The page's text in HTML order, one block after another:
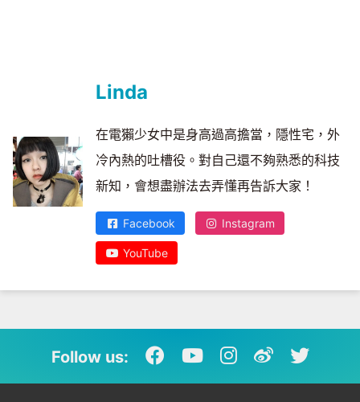
Linda
在電獺少女中是身高過高擔當，隱性宅，外
冷內熱的吐槽役。對自己還不夠熟悉的科技
新知，會想盡辦法去弄懂再告訴大家！
Facebook Instagram
YouTube
Follow us: